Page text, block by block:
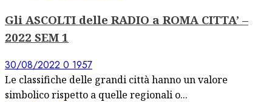
Gli ASCOLTI delle RADIO a ROMA CITTA’ –
2022 SEM 1
30/08/2022 0 1957
Le classifiche delle grandi città hanno un valore
simbolico rispetto a quelle regionali o...